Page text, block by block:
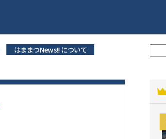
はままつNews!! について